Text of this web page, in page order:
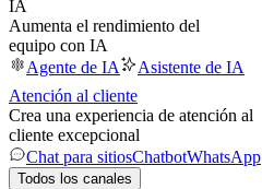
IA
Aumenta el rendimiento del
equipo con IA
Agente de IA
Asistente de IA
Atención al cliente
Crea una experiencia de atención al
cliente excepcional
Chat para sitiosChatbotWhatsApp
Todos los canales